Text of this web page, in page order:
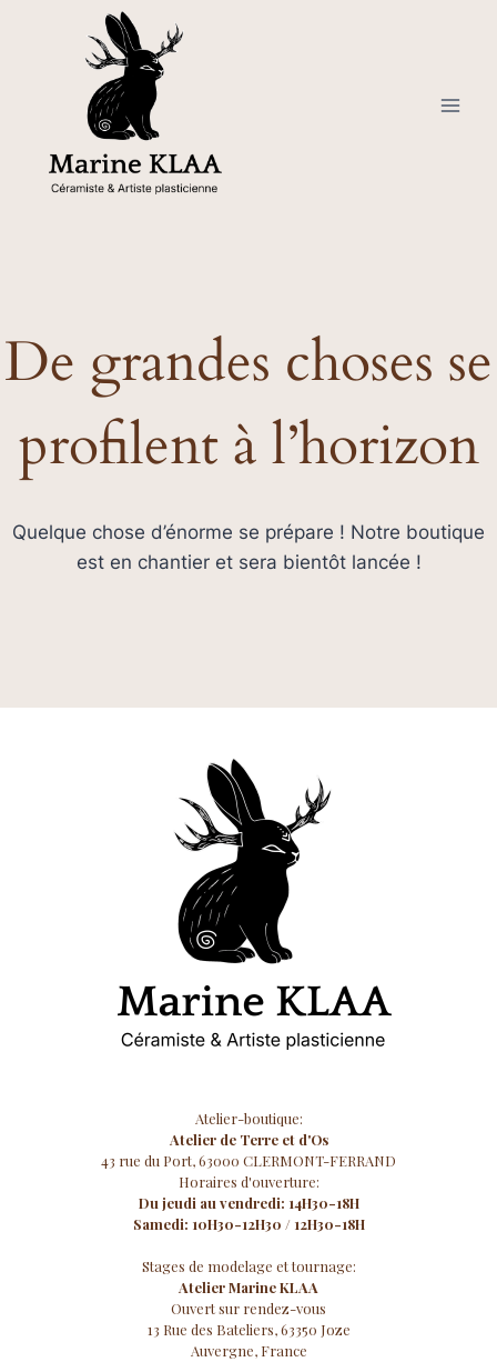
De grandes choses se
profilent à l’horizon
Quelque chose d’énorme se prépare ! Notre boutique
est en chantier et sera bientôt lancée !
Atelier-boutique:
Atelier de Terre et d'Os
43 rue du Port, 63000 CLERMONT-FERRAND
Horaires d'ouverture:
Du jeudi au vendredi: 14H30-18H
Samedi: 10H30-12H30 / 12H30-18H
Stages de modelage et tournage:
Atelier Marine KLAA
Ouvert sur rendez-vous
13 Rue des Bateliers, 63350 Joze
Auvergne, France